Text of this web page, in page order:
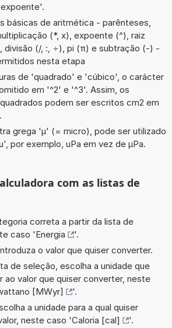
básicas de aritmética - parênteses,
(*, x), expoente (^), raiz
divisão (/, :, ÷), pi (π) e subtração (-) -
nesta etapa
de 'quadrado' e 'cúbico', o carácter
em '^2' e '^3'. Assim, os
podem ser escritos cm2 em
grega 'µ' (= micro), pode ser utilizado
por exemplo, uPa em vez de µPa.
com as listas de
correta a partir da lista de
caso 'Energia
'.
o valor que quiser converter.
de seleção, escolha a unidade que
ao valor que quiser converter, neste
[MWyr]
'.
a unidade para a qual quiser
neste caso 'Caloria [cal] '.